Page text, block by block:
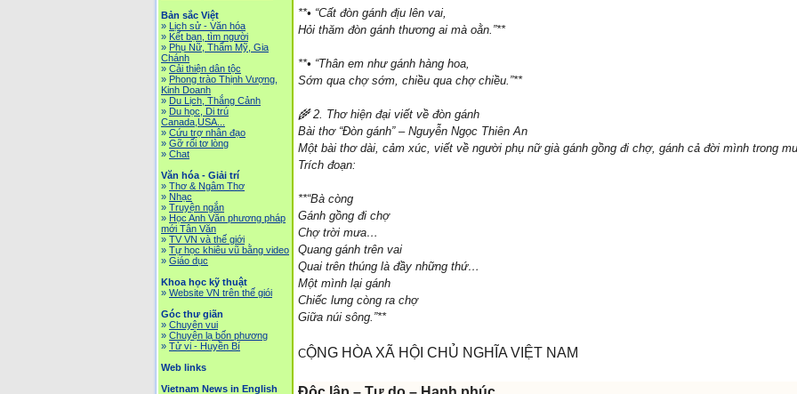
Bản sắc Việt
» Lịch sử - Văn hóa
» Kết bạn, tìm người
» Phụ Nữ, Thẩm Mỹ, Gia
Chánh
» Cải thiện dân tộc
» Phong trào Thịnh Vượng,
Kinh Doanh
» Du Lịch, Thắng Cảnh
» Du học, Di trú
Canada,USA...
» Cứu trợ nhân đạo
» Gỡ rối tơ lòng
» Chat
Văn hóa - Giải trí
» Thơ & Ngâm Thơ
» Nhạc
» Truyện ngắn
» Học Anh Văn phương pháp
mới Tân Văn
» TV VN và thế giới
» Tự học khiêu vũ bằng video
» Giáo dục
Khoa học kỹ thuật
» Website VN trên thế giói
Góc thư giãn
» Chuyện vui
» Chuyện lạ bốn phương
» Tử vi - Huyền Bí
Web links
Vietnam News in English
**• “Cất đòn gánh địu lên vai,
Hỏi thăm đòn gánh thương ai mà oằn.”**
**• “Thân em như gánh hàng hoa,
Sớm qua chợ sớm, chiều qua chợ chiều.”**
🌾 2. Thơ hiện đại viết về đòn gánh
Bài thơ “Đòn gánh” – Nguyễn Ngọc Thiên An
Một bài thơ dài, cảm xúc, viết về người phụ nữ già gánh gồng đi chợ, gánh cả đời mình trong
Trích đoạn:
**“Bà còng
Gánh gồng đi chợ
Chợ trời mưa…
Quang gánh trên vai
Quai trên thúng là đầy những thứ…
Một mình lại gánh
Chiếc lưng còng ra chợ
Giữa núi sông.”**
CỘNG HÒA XÃ HỘI CHỦ NGHĨA VIỆT NAM